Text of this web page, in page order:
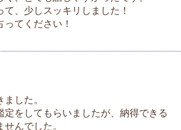
、少しスッキリしました！
てください！
した。
定をしてもらいましたが、納得できる
んでした。